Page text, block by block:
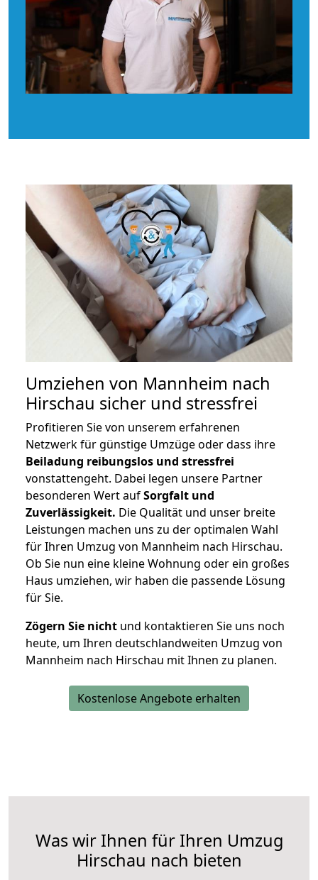
Umziehen von Mannheim nach
Hirschau sicher und stressfrei
Profitieren Sie von unserem erfahrenen
Netzwerk für günstige Umzüge oder dass ihre
Beiladung reibungslos und stressfrei
vonstattengeht. Dabei legen unsere Partner
besonderen Wert aufSorgfalt und
Zuverlässigkeit. Die Qualität und unser breite
Leistungen machen uns zu der optimalen Wahl
für Ihren Umzug von Mannheim nach Hirschau.
Ob Sie nun eine kleine Wohnung oder ein großes
Haus umziehen, wir haben die passende Lösung
für Sie.
Zögern Sie nicht und kontaktieren Sie uns noch
heute, um Ihren deutschlandweiten Umzug von
Mannheim nach Hirschau mit Ihnen zu planen.
Kostenlose Angebote erhalten
Was wir Ihnen für Ihren Umzug
Hirschau nach bieten